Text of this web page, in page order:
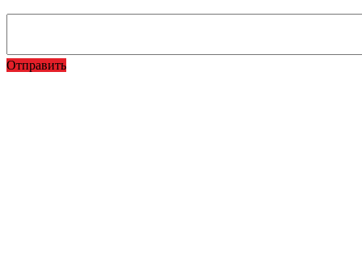
Отправить